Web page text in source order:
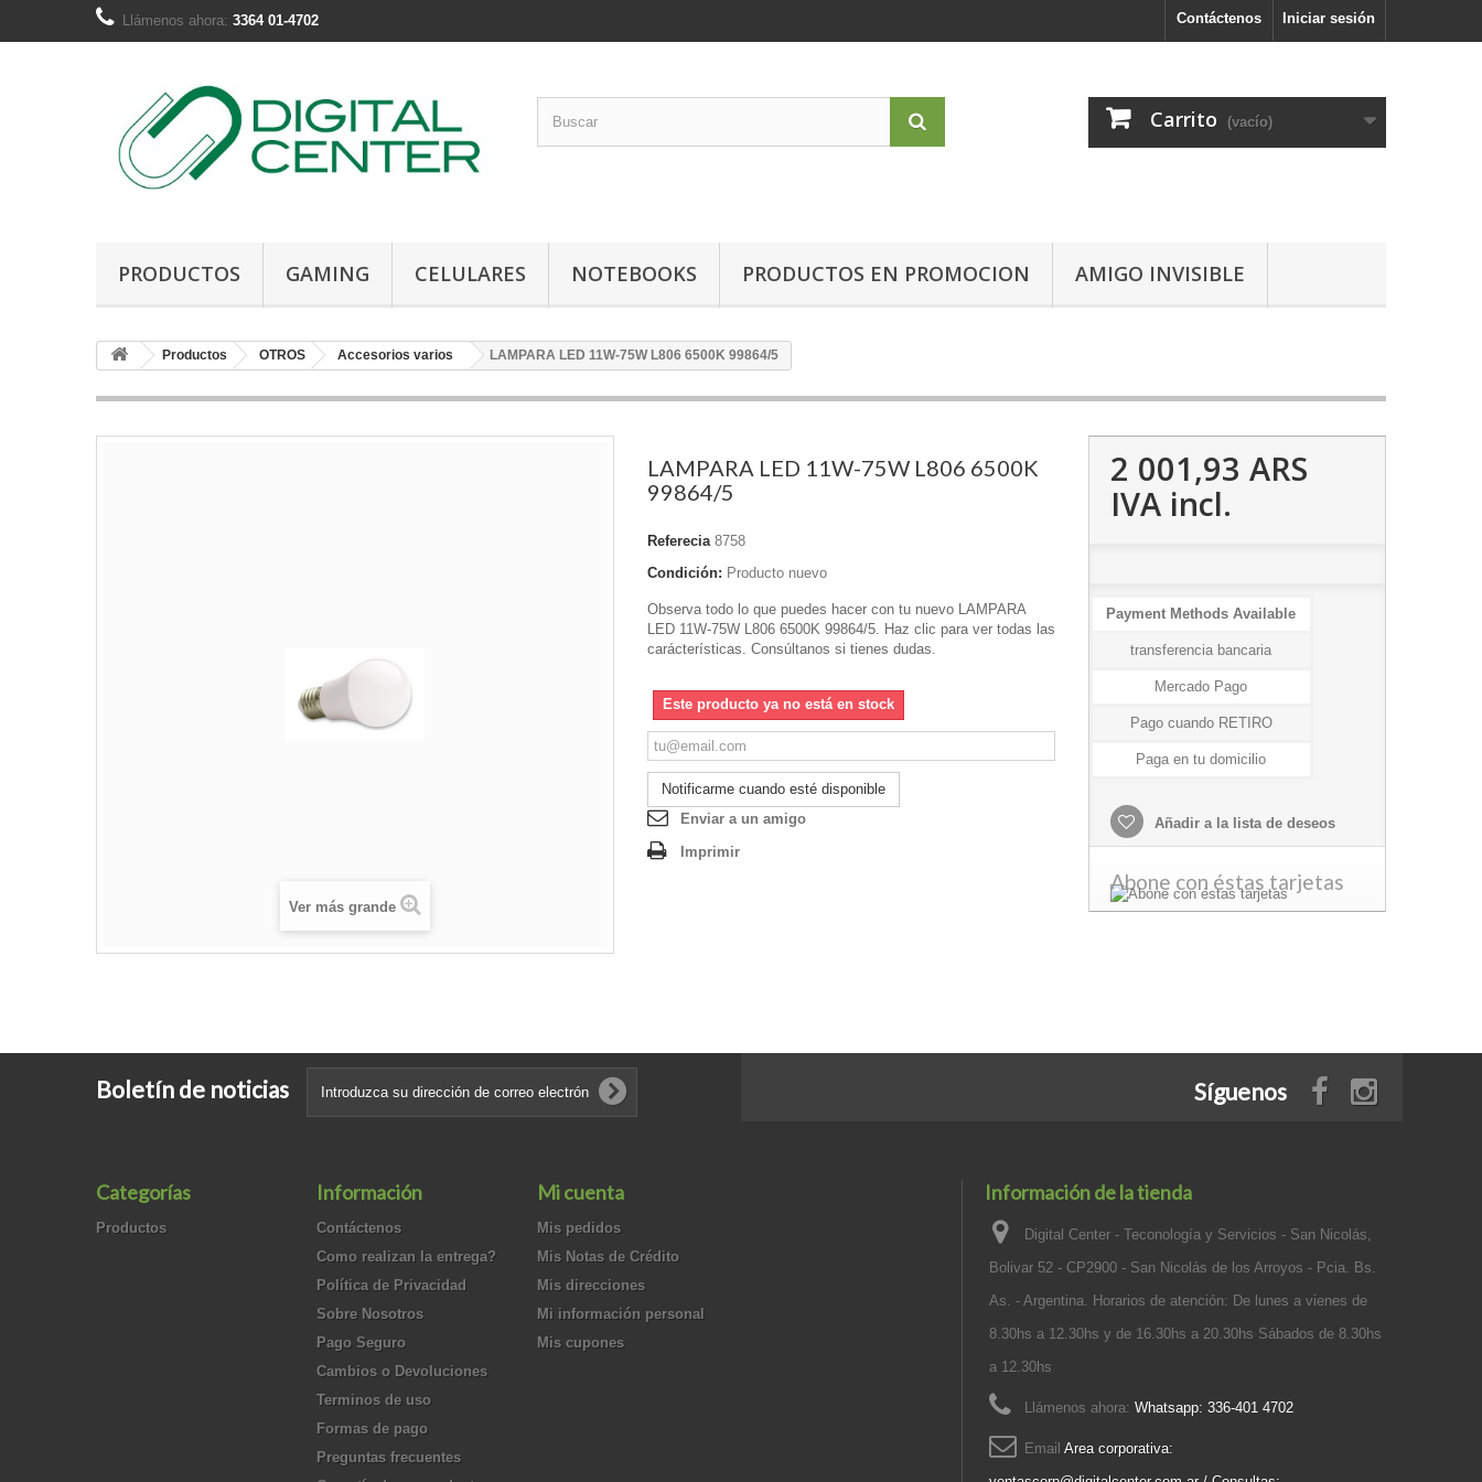
Iniciar sesión
Contáctenos
Llámenos ahora: 3364 01-4702
Carrito (vacío)
PRODUCTOS GAMING CELULARES NOTEBOOKS PRODUCTOS EN PROMOCION AMIGO INVISIBLE
Productos OTROS Accesorios varios LAMPARA LED 11W-75W L806 6500K 99864/5
Ver más grande
LAMPARA LED 11W-75W L806 6500K
99864/5
Referecia 8758
Condición: Producto nuevo
Observa todo lo que puedes hacer con tu nuevo LAMPARA
LED 11W-75W L806 6500K 99864/5. Haz clic para ver todas las
carácterísticas. Consúltanos si tienes dudas.
Este producto ya no está en stock
Notificarme cuando esté disponible
Enviar a un amigo
Imprimir
2 001,93 ARS
IVA incl.
Payment Methods Available
transferencia bancaria
Mercado Pago
Pago cuando RETIRO
Paga en tu domicilio
Añadir a la lista de deseos
Abone con éstas tarjetas
Boletín de noticias Síguenos
Categorías
Productos
Información
Contáctenos
Como realizan la entrega?
Política de Privacidad
Sobre Nosotros
Pago Seguro
Cambios o Devoluciones
Terminos de uso
Formas de pago
Preguntas frecuentes
Mi cuenta
Mis pedidos
Mis Notas de Crédito
Mis direcciones
Mi información personal
Mis cupones
Información de la tienda
Digital Center - Teconología y Servicios - San Nicolás,
Bolivar 52 - CP2900 - San Nicolás de los Arroyos - Pcia. Bs.
As. - Argentina. Horarios de atención: De lunes a vienes de
8.30hs a 12.30hs y de 16.30hs a 20.30hs Sábados de 8.30hs
a 12.30hs
Llámenos ahora: Whatsapp: 336-401 4702
Email Area corporativa: